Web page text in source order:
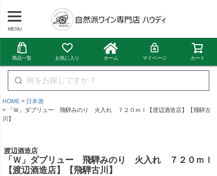
MENU
商品一覧 お気に入り ホーム マイページ カート
HOME
日本酒
「Ｗ」ダブリュー 飛騨みのり 火入れ ７２０ｍｌ【渡辺酒造店】【飛騨古
川】
渡辺酒造店
「Ｗ」ダブリュー 飛騨みのり 火入れ ７２０ｍｌ
【渡辺酒造店】【飛騨古川】